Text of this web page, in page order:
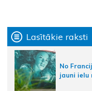
Lasītākie raksti
No
jauni ielu